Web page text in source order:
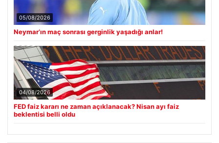
05/08/2026
Neymar’ın maç sonrası gerginlik yaşadığı anlar!
04/08/2026
FED faiz kararı ne zaman açıklanacak? Nisan ayı faiz
beklentisi belli oldu